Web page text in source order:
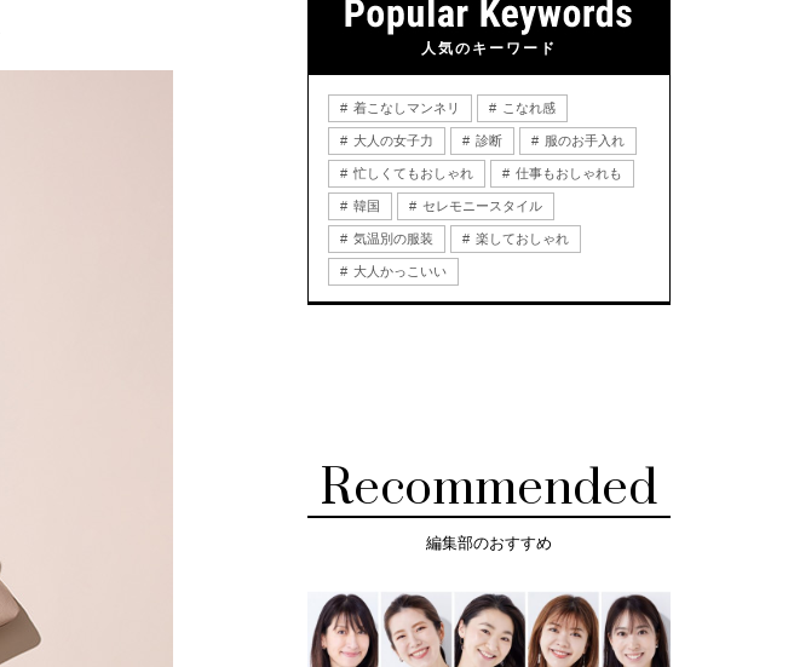
人気のキーワード
着こなしマンネリ こなれ感
大人の女子力 診断 服のお手入れ
忙しくてもおしゃれ 仕事もおしゃれも
韓国 セレモニースタイル
気温別の服装 楽しておしゃれ
大人かっこいい
Recommended
編集部のおすすめ